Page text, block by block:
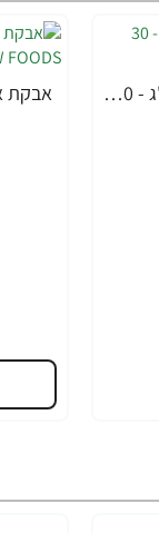
MACA מאקה טרי 750 מ"ג - 30 כמוסות מבית NOW FOODS -24%